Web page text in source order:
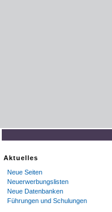
Aktuelles
Neue Seiten
Neuerwerbungslisten
Neue Datenbanken
Führungen und Schulungen